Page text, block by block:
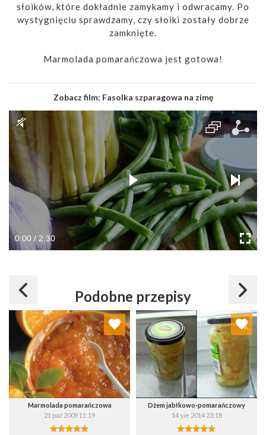
słoików, które dokładnie zamykamy i odwracamy. Po
wystygnięciu sprawdzamy, czy słoiki zostały dobrze
zamknięte.
Marmolada pomarańczowa jest gotowa!
Zobacz film: Fasolka szparagowa na zimę
0:00 / 2:30
Podobne przepisy
Marmolada pomarańczowa
21 paź 2009 11:19
Dodaj do ulubionych
Wybierz listę:
Dżem jabłkowo-pomarańczowy
14 sie 2014 23:18
Dodaj do ulubionych
Wybierz listę: